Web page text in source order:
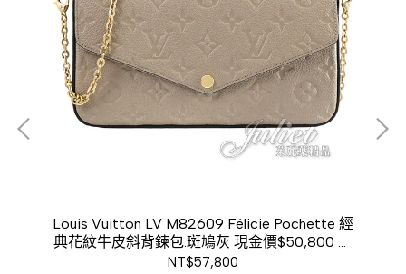
Louis Vuitton LV M82609 Félicie Pochette 經
典花紋牛皮斜背鍊包.斑鳩灰 現金價$50,800 預
購
NT$57,800